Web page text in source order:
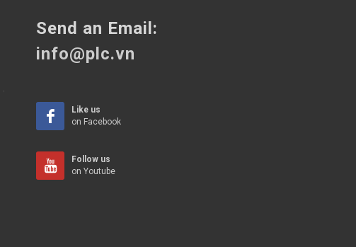
Send an Email:
info@plc.vn
Like us
on Facebook
Follow us
on Youtube